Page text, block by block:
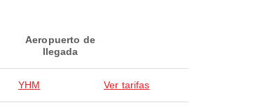
Aeropuerto de
llegada
YHM Ver tarifas